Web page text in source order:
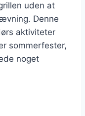
uden at
Denne
aktiviteter
sommerfester,
noget